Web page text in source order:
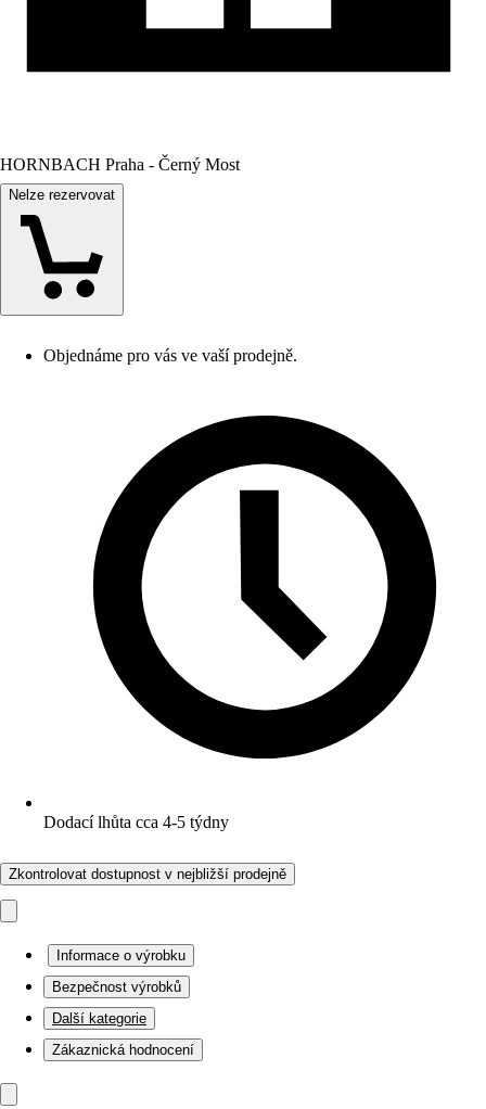
HORNBACH Praha - Černý Most
Nelze rezervovat
Objednáme pro vás ve vaší prodejně.
Dodací lhůta cca 4-5 týdny
Zkontrolovat dostupnost v nejbližší prodejně
Informace o výrobku
Bezpečnost výrobků
Další kategorie
Zákaznická hodnocení